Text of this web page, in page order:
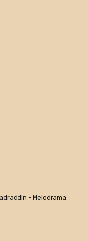
- Melodrama